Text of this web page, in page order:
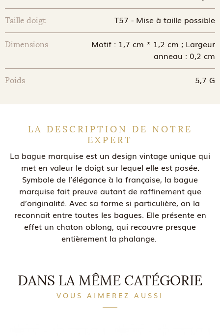
Taille doigt T57 - Mise à taille possible
Dimensions
Motif : 1,7 cm * 1,2 cm ; Largeur
anneau : 0,2 cm
Poids 5,7 G
LA DESCRIPTION DE NOTRE
EXPERT
La bague marquise est un design vintage unique qui
met en valeur le doigt sur lequel elle est posée.
Symbole de l’élégance à la française, la bague
marquise fait preuve autant de raffinement que
d’originalité. Avec sa forme si particulière, on la
reconnait entre toutes les bagues. Elle présente en
effet un chaton oblong, qui recouvre presque
entièrement la phalange.
DANS LA MÊME CATÉGORIE
VOUS AIMEREZ AUSSI